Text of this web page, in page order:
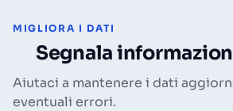
MIGLIORA I DATI
Segnala
Aiutaci a mantenere i dati
eventuali errori.